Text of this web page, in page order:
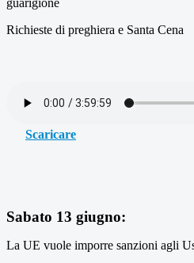
Richieste di preghiera e Santa Cena
Scaricare
Sabato 13 giugno:
La UE vuole imporre sanzioni agli